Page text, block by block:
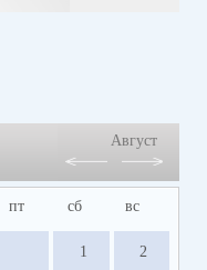
Август
пт сб вс
1 2